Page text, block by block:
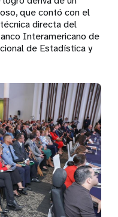
que contó con el
directa del
Interamericano de
de Estadística y